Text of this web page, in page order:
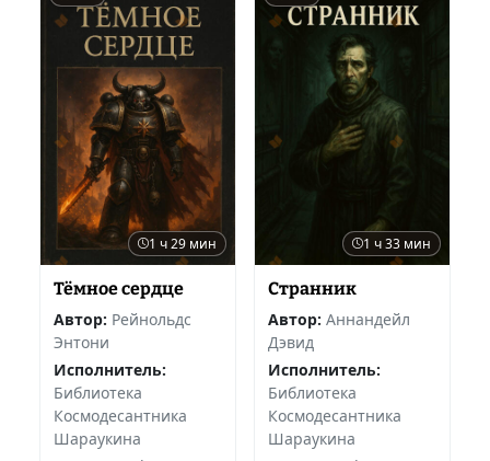
1 ч 29 мин
Тёмное сердце
Автор: Рейнольдс
Энтони
Исполнитель:
Библиотека
Космодесантника
Шараукина
1 ч 33 мин
Странник
Автор: Аннандейл
Дэвид
Исполнитель:
Библиотека
Космодесантника
Шараукина